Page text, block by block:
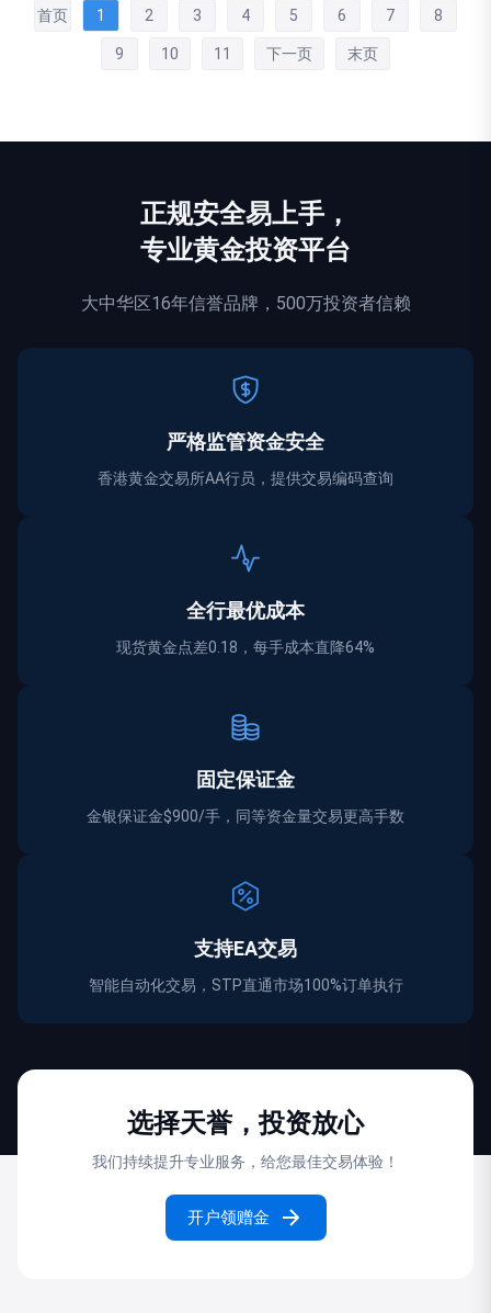
首页 1 2 3 4 5 6 7 8
9 10 11 下一页 末页
正规安全易上手，
专业黄金投资平台
大中华区16年信誉品牌，500万投资者信赖
严格监管资金安全
香港黄金交易所AA行员，提供交易编码查询
全行最优成本
现货黄金点差0.18，每手成本直降64%
固定保证金
金银保证金$900/手，同等资金量交易更高手数
支持EA交易
智能自动化交易，STP直通市场100%订单执行
选择天誉，投资放心
我们持续提升专业服务，给您最佳交易体验！
开户领赠金